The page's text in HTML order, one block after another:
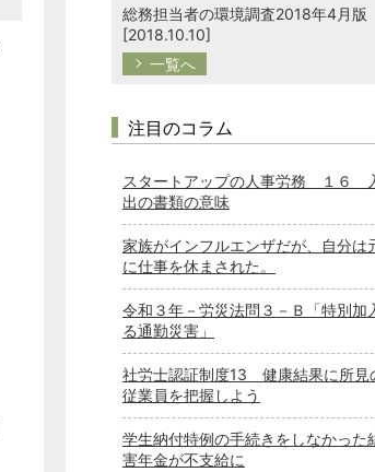
総務担当者の環境調査2018年4月版
[2018.10.10]
一覧へ
注目のコラム
スタートアップの人事労務 １６
出の書類の意味
家族がインフルエンザだが、自分は
に仕事を休まされた。
令和３年－労災法問３－Ｂ「特別加
る通勤災害」
社労士認証制度13 健康結果に所見
従業員を把握しよう
学生納付特例の手続きをしなかった
害年金が不支給に